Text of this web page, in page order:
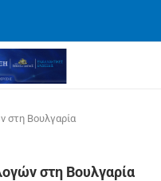
στη Βουλγαρία
στη Βουλγαρία